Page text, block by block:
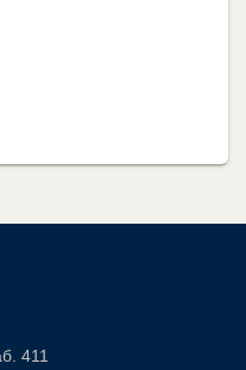
411